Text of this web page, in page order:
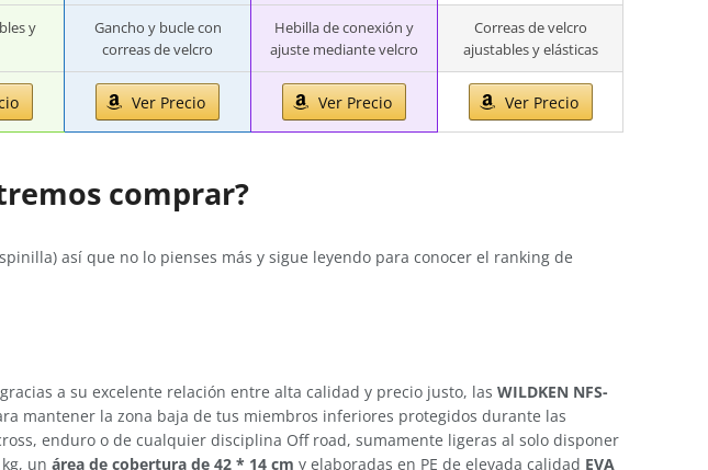
y
Gancho y bucle con
correas de velcro
Hebilla de conexión y
ajuste mediante velcro
Correas de velcro
ajustables y elásticas
Ver Precio Ver Precio Ver Precio
comprar?
así que no lo pienses más y sigue leyendo para conocer el ranking de
a su excelente relación entre alta calidad y precio justo, las WILDKEN NFS-
mantener la zona baja de tus miembros inferiores protegidos durante las
enduro o de cualquier disciplina Off road, sumamente ligeras al solo disponer
un área de cobertura de 42 * 14 cm y elaboradas en PE de elevada calidad EVA